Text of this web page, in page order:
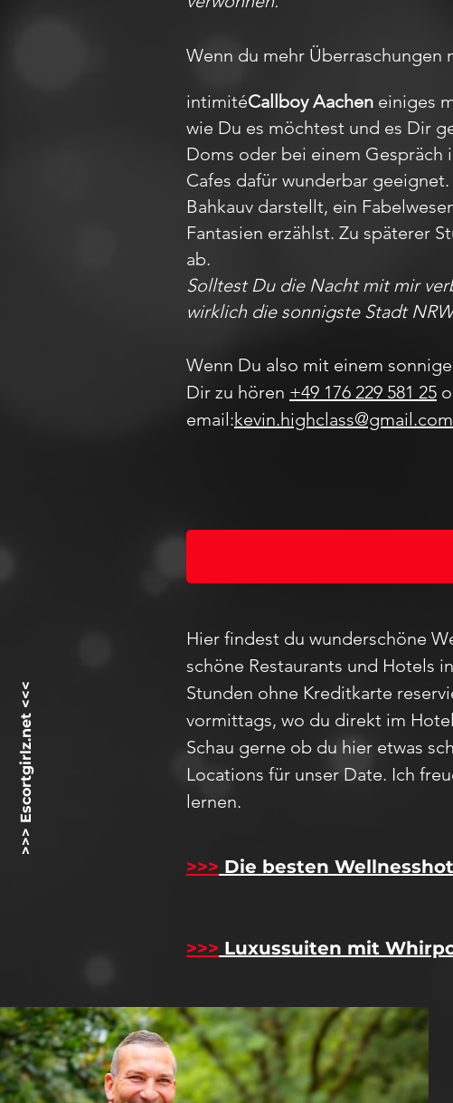
>>> Escortgirlz.net <<<
Wenn du mehr Überraschungen
intimitéCallboy Aachen einiges
wie Du es möchtest und es Dir
Doms oder bei einem Gespräch
Cafes dafür wunderbar
Bahkauv darstellt, ein
Fantasien erzählst. Zu späterer
ab.
Solltest Du die Nacht mit mir
wirklich die sonnigste Stadt
Wenn Du also mit einem
Dir zu hören +49 176 229 581 25
email:kevin.highclass@gmail.com
Hier findest du wunderschöne
schöne Restaurants und Hotels
Stunden ohne Kreditkarte
vormittags, wo du direkt im
Schau gerne ob du hier etwas
Locations für unser Date. Ich
lernen.
>>> Die besten
>>> Luxussuiten mit